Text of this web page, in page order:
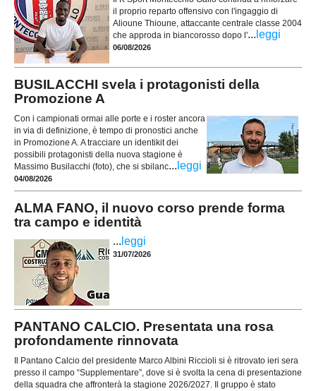
il proprio reparto offensivo con l'ingaggio di
Alioune Thioune, attaccante centrale classe 2004
che approda in biancorosso dopo l'... leggi
06/08/2026
BUSILACCHI svela i protagonisti della
Promozione A
Con i campionati ormai alle porte e i roster ancora
in via di definizione, è tempo di pronostici anche
in Promozione A. A tracciare un identikit dei
possibili protagonisti della nuova stagione è
Massimo Busilacchi (foto), che si sbilanc... leggi
04/08/2026
ALMA FANO, il nuovo corso prende forma
tra campo e identità
... leggi
31/07/2026
PANTANO CALCIO. Presentata una rosa
profondamente rinnovata
Il Pantano Calcio del presidente Marco Albini Riccioli si è ritrovato ieri sera
presso il campo “Supplementare”, dove si è svolta la cena di presentazione
della squadra che affronterà la stagione 2026/2027. Il gruppo è stato